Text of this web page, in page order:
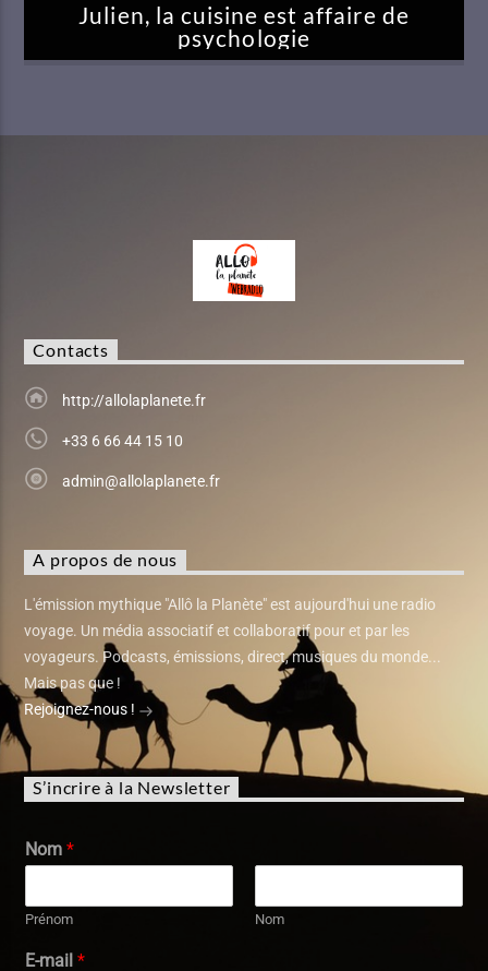
Julien, la cuisine est affaire de
psychologie
Contacts
http://allolaplanete.fr
+33 6 66 44 15 10
admin@allolaplanete.fr
A propos de nous
L'émission mythique "Allô la Planète" est aujourd'hui une radio
voyage. Un média associatif et collaboratif pour et par les
voyageurs. Podcasts, émissions, direct, musiques du monde...
Mais pas que !
Rejoignez-nous !
S’incrire à la Newsletter
Nom*
Prénom Nom
E-mail*